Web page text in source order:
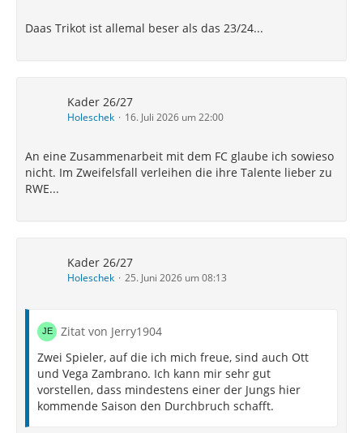
Daas Trikot ist allemal beser als das 23/24...
Kader 26/27
Holeschek 16. Juli 2026 um 22:00
An eine Zusammenarbeit mit dem FC glaube ich sowieso
nicht. Im Zweifelsfall verleihen die ihre Talente lieber zu
RWE...
Kader 26/27
Holeschek 25. Juni 2026 um 08:13
Zitat von Jerry1904
Zwei Spieler, auf die ich mich freue, sind auch Ott
und Vega Zambrano. Ich kann mir sehr gut
vorstellen, dass mindestens einer der Jungs hier
kommende Saison den Durchbruch schafft.